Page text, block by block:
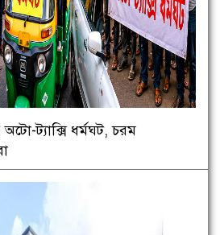
অটো-ট্যাক্সি ধর্মঘট, চরম